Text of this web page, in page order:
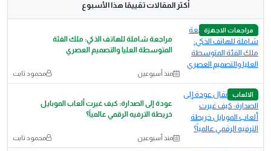
أكثر المقالات تقييمًا هذا الأسبوع
مراجعات الاجهزة
مراجعة شاملة للهاتف الذكي: ملك الفئة
المتوسطة العليا والتصميم العصري
منذ أسبوعين محمود ثابت
الالعاب
عودة إلى الصدارة: كيف غيرت ألعاب الموبايل
خريطة الترفيه الرقمي عالمياً؟
منذ أسبوعين محمود ثابت